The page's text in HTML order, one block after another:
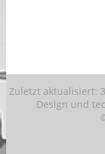
Zuletzt aktualisiert:
Design und